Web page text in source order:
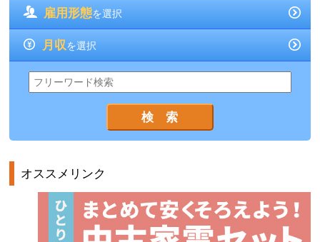
雇用形態を選択
月収を選択
オススメリンク